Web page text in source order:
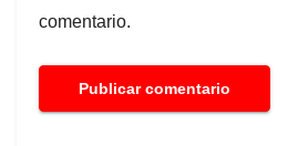
comentario.